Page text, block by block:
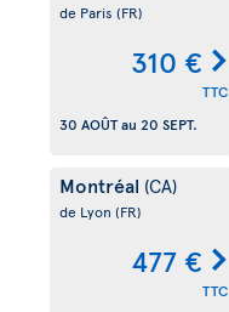
de Paris (FR)
310 €
TTC
30 AOÛTau 20 SEPT.
Montréal (CA)
de Lyon (FR)
477 €
TTC